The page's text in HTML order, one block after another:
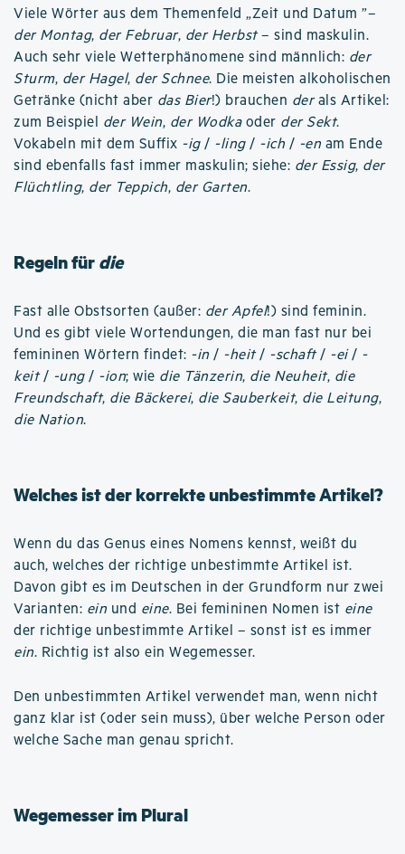
Viele Wörter aus dem Themenfeld „Zeit und Datum ”–
der Montag, der Februar, der Herbst– sind maskulin.
Auch sehr viele Wetterphänomene sind männlich: der
Sturm, der Hagel, der Schnee. Die meisten alkoholischen
Getränke (nicht aber das Bier!) brauchen derals Artikel:
zum Beispiel der Wein, der Wodkaoder der Sekt.
Vokabeln mit dem Suffix -ig/ -ling/ -ich / -en am Ende
sind ebenfalls fast immer maskulin; siehe: der Essig, der
Flüchtling, der Teppich, der Garten.
Regeln fürdie
Fast alle Obstsorten (außer: der Apfel!) sind feminin.
Und es gibt viele Wortendungen, die man fast nur bei
femininen Wörtern findet: -in / -heit/ -schaft/ -ei/ -
keit/ -ung/ -ion; wie die Tänzerin, die Neuheit, die
Freundschaft, die Bäckerei, die Sauberkeit, die Leitung,
die Nation.
Welches ist der korrekte unbestimmte Artikel?
Wenn du das Genus eines Nomens kennst, weißt du
auch, welches der richtige unbestimmte Artikel ist.
Davon gibt es im Deutschen in der Grundform nur zwei
Varianten: ein und eine. Bei femininen Nomen ist eine
der richtige unbestimmte Artikel – sonst ist es immer
ein. Richtig ist also ein Wegemesser.
Den unbestimmten Artikel verwendet man, wenn nicht
ganz klar ist (oder sein muss), über welche Person oder
welche Sache man genau spricht.
Wegemesser im Plural